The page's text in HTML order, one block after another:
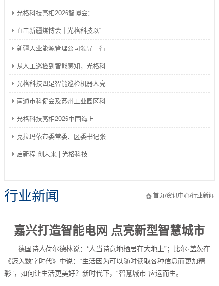
光格科技亮相2026智博会：
直击新疆煤博会｜光格科技以“
新疆天业能源管理公司领导一行
从人工巡检到智能感知，光格科
光格科技四足智能巡检机器人亮
南通市科促会及苏州工业园区科
光格科技亮相2026中国海上
克拉玛依市委常委、区委书记张
启新程 创未来 | 光格科技
首页/资讯中心/行业新闻
行业新闻
嘉兴打造智能电网 点亮新型智慧城市
德国诗人荷尔德林说：“人当诗意地栖居在大地上”；比尔·盖茨在
《迈入数字时代》中说：“生活因为可以随时读取各种信息而更加精
彩”，如何让生活更美好？新时代下，“智慧城市”应运而生。